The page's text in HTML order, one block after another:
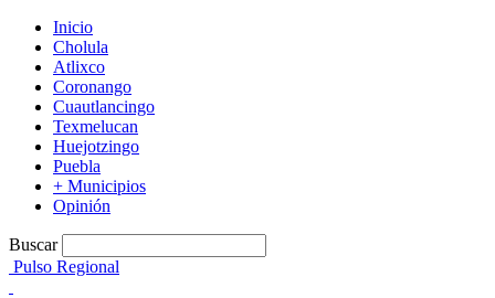
Inicio
Cholula
Atlixco
Coronango
Cuautlancingo
Texmelucan
Huejotzingo
Puebla
+ Municipios
Opinión
Buscar
Pulso Regional